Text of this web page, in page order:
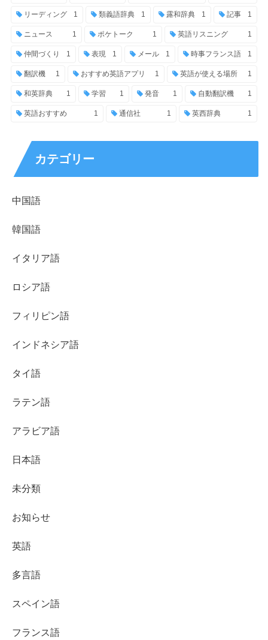
リーディング 1 類義語辞典 1 露和辞典 1 記事 1
ニュース 1 ポケトーク 1 英語リスニング 1
仲間づくり 1 表現 1 メール 1 時事フランス語 1
翻訳機 1 おすすめ英語アプリ 1 英語が使える場所 1
和英辞典 1 学習 1 発音 1 自動翻訳機 1
英語おすすめ 1 通信社 1 英西辞典 1
カテゴリー
中国語
韓国語
イタリア語
ロシア語
フィリピン語
インドネシア語
タイ語
ラテン語
アラビア語
日本語
未分類
お知らせ
英語
多言語
スペイン語
フランス語